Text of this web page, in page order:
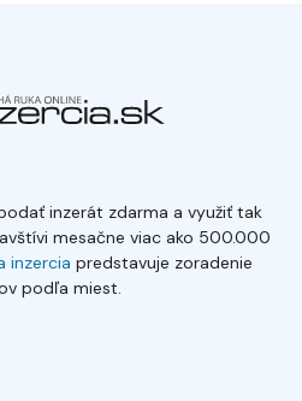
inzerát zdarma a využiť tak
mesačne viac ako 500.000
inzercia predstavuje zoradenie
podľa miest.